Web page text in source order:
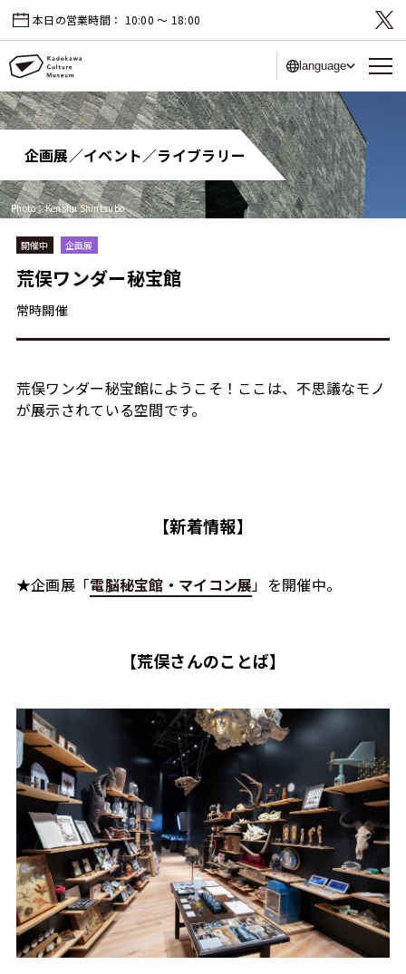
本日の営業時間： 10:00 〜 18:00
language
企画展／イベント／ライブラリー
Photo：Kenshu Shintsubo
開催中 企画展
荒俣ワンダー秘宝館
常時開催
荒俣ワンダー秘宝館にようこそ！ここは、不思議なモノ
が展示されている空間です。
【新着情報】
★企画展「電脳秘宝館・マイコン展」を開催中。
【荒俣さんのことば】